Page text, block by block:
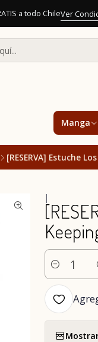
Manga
a todo ChileVer
[RESERVA] Estuche
|
Cantidad